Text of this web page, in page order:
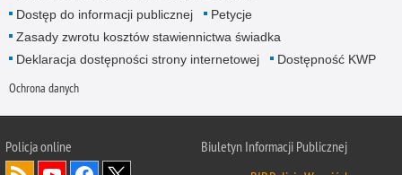
Dostęp do informacji publicznej
Petycje
Zasady zwrotu kosztów stawiennictwa świadka
Deklaracja dostępności strony internetowej
Dostępność KWP
Ochrona danych
Policja online
Biuletyn Informacji Publicznej